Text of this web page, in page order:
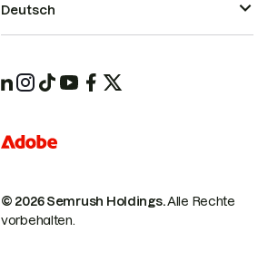
© 2026 Semrush Holdings.Alle Rechte
vorbehalten.
Deutsch